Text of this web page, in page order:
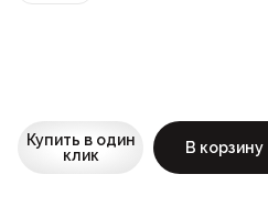
Купить в один
клик
В корзину